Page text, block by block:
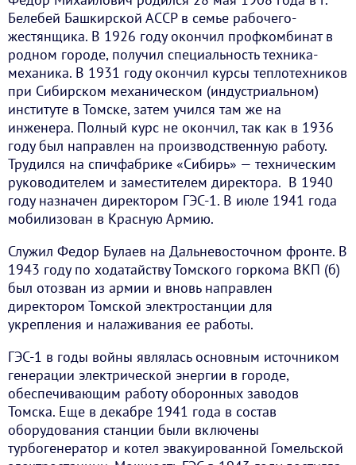
Белебей Башкирской АССР в семье рабочего-
жестянщика. В 1926 году окончил профкомбинат в
родном городе, получил специальность техника-
механика. В 1931 году окончил курсы теплотехников
при Сибирском механическом (индустриальном)
институте в Томске, затем учился там же на
инженера. Полный курс не окончил, так как в 1936
году был направлен на производственную работу.
Трудился на спичфабрике «Сибирь» — техническим
руководителем и заместителем директора. В 1940
году назначен директором ГЭС-1. В июле 1941 года
мобилизован в Красную Армию.
Служил Федор Булаев на Дальневосточном фронте. В
1943 году по ходатайству Томского горкома ВКП (б)
был отозван из армии и вновь направлен
директором Томской электростанции для
укрепления и налаживания ее работы.
ГЭС-1 в годы войны являлась основным источником
генерации электрической энергии в городе,
обеспечивающим работу оборонных заводов
Томска. Еще в декабре 1941 года в состав
оборудования станции были включены
турбогенератор и котел эвакуированной Гомельской